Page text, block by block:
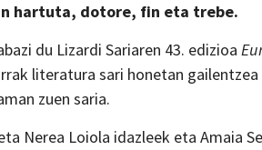
hartuta, dotore, fin eta trebe.
du Lizardi Sariaren 43. edizioa
literatura sari honetan gailentzea
zuen saria.
Nerea Loiola idazleek eta Amaia